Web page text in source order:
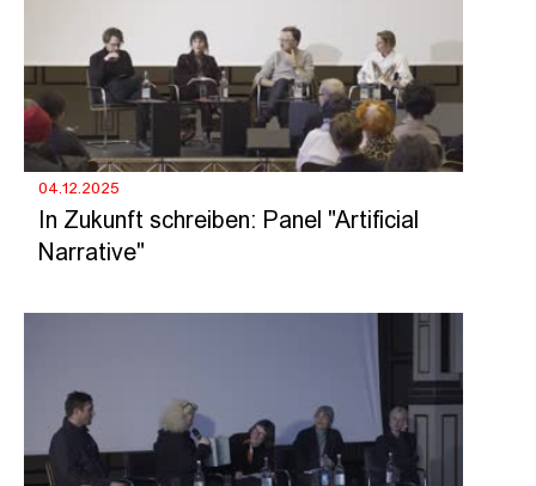
04.12.2025
In Zukunft schreiben: Panel "Artificial
Narrative"